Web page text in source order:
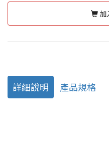
加
詳細說明 產品規格